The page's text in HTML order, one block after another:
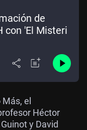
de
con 'El Misteri
el
Héctor
y David